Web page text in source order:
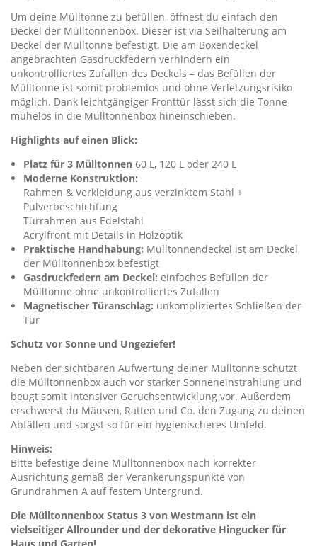
Um deine Mülltonne zu befüllen, öffnest du einfach den
Deckel der Mülltonnenbox. Dieser ist via Seilhalterung am
Deckel der Mülltonne befestigt. Die am Boxendeckel
angebrachten Gasdruckfedern verhindern ein
unkontrolliertes Zufallen des Deckels – das Befüllen der
Mülltonne ist somit problemlos und ohne Verletzungsrisiko
möglich. Dank leichtgängiger Fronttür lässt sich die Tonne
mühelos in die Mülltonnenbox hineinschieben.
Highlights auf einen Blick:
Platz für 3 Mülltonnen 60 L, 120 L oder 240 L
Moderne Konstruktion:
Rahmen & Verkleidung aus verzinktem Stahl +
Pulverbeschichtung
Türrahmen aus Edelstahl
Acrylfront mit Details in Holzoptik
Praktische Handhabung: Mülltonnendeckel ist am Deckel
der Mülltonnenbox befestigt
Gasdruckfedern am Deckel: einfaches Befüllen der
Mülltonne ohne unkontrolliertes Zufallen
Magnetischer Türanschlag: unkompliziertes Schließen der
Tür
Schutz vor Sonne und Ungeziefer!
Neben der sichtbaren Aufwertung deiner Mülltonne schützt
die Mülltonnenbox auch vor starker Sonneneinstrahlung und
beugt somit intensiver Geruchsentwicklung vor. Außerdem
erschwerst du Mäusen, Ratten und Co. den Zugang zu deinen
Abfällen und sorgst so für ein hygienischeres Umfeld.
Hinweis:
Bitte befestige deine Mülltonnenbox nach korrekter
Ausrichtung gemäß der Verankerungspunkte von
Grundrahmen A auf festem Untergrund.
Die Mülltonnenbox Status 3 von Westmann ist ein
vielseitiger Allrounder und der dekorative Hingucker für
Haus und Garten!